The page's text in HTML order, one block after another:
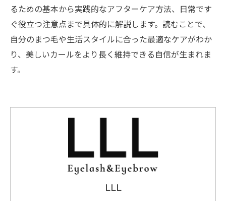
るための基本から実践的なアフターケア方法、日常です
ぐ役立つ注意点まで具体的に解説します。読むことで、
自分のまつ毛や生活スタイルに合った最適なケアがわか
り、美しいカールをより長く維持できる自信が生まれま
す。
LLL